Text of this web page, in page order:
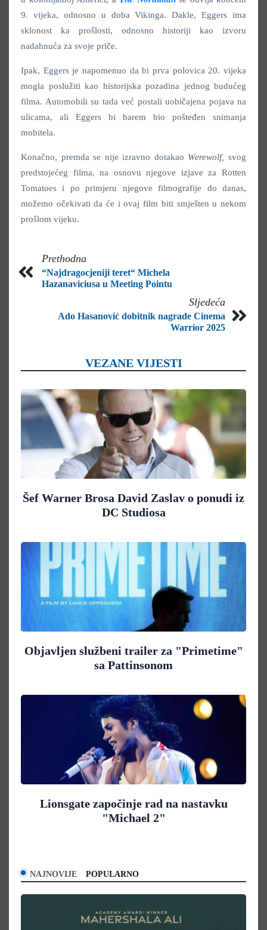
9. vijeka, odnosno u doba Vikinga. Dakle, Eggers ima
sklonost ka prošlosti, odnosno historiji kao izvoru
nadahnuća za svoje priče.
Ipak, Eggers je napomenuo da bi prva polovica 20. vijeka
mogla poslužiti kao historijska pozadina jednog budućeg
filma. Automobili su tada već postali uobičajena pojava na
ulicama, ali Eggers bi barem bio pošteđen snimanja
mobitela.
Konačno, premda se nije izravno dotakao Werewolf,svog
predstojećeg filma, na osnovu njegove izjave za Rotten
Tomatoes i po primjeru njegove filmografije do danas,
možemo očekivati da će i ovaj film biti smješten u nekom
prošlom vijeku.
Prethodna
“Najdragocjeniji teret“ Michela
Hazanaviciusa u Meeting Pointu
Sljedeća
Ado Hasanović dobitnik nagrade Cinema
Warrior 2025
VEZANE VIJESTI
Šef Warner Brosa David Zaslav o ponudi iz
DC Studiosa
Objavljen službeni trailer za "Primetime"
sa Pattinsonom
Lionsgate započinje rad na nastavku
"Michael 2"
NAJNOVIJE POPULARNO